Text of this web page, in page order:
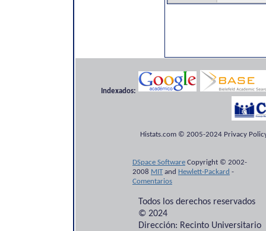
Indexados:
Histats.com © 2005-2024 Privacy
DSpace Software Copyright © 2002-
2008 MITand Hewlett-Packard -
Comentarios
Todos los derechos reservados
© 2024
Dirección: Recinto Universitario